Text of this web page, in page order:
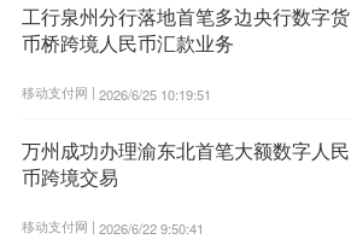
工行泉州分行落地首笔多边央行数字货
币桥跨境人民币汇款业务
移动支付网 | 2026/6/25 10:19:51
万州成功办理渝东北首笔大额数字人民
币跨境交易
移动支付网 | 2026/6/22 9:50:41